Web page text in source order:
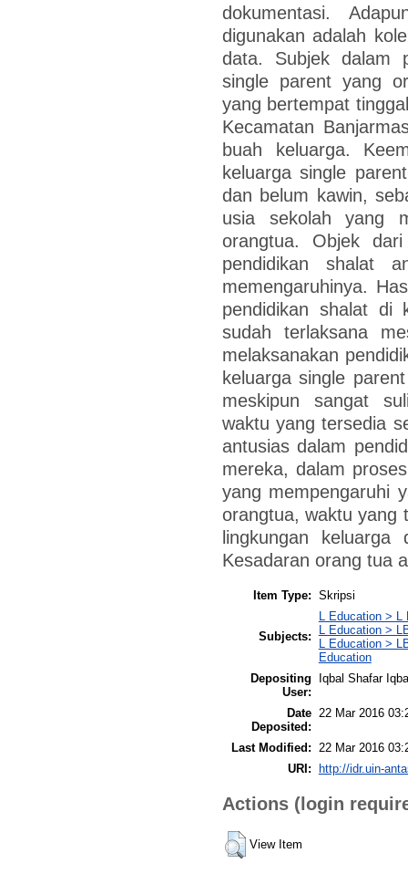
dokumentasi.
digunakan adalah
data. Subjek dalam
single parent yang
yang bertempat
Kecamatan
buah keluarga.
keluarga single
dan belum kawin,
usia sekolah yang
orangtua. Objek
pendidikan shalat
memengaruhinya.
pendidikan shalat di
sudah terlaksana
melaksanakan
keluarga single
meskipun sangat
waktu yang tersedia
antusias dalam
mereka, dalam
yang mempengaruhi
orangtua, waktu yang
lingkungan keluarga
Kesadaran orang tua
Item Type: Skripsi
Subjects:
L Education > L
L Education >
L Education >
Education
Depositing
User:
Iqbal Shafar
Date
Deposited:
22 Mar 2016
Last Modified:
22 Mar 2016
URI: http://idr.uin-
Actions (login
View Item